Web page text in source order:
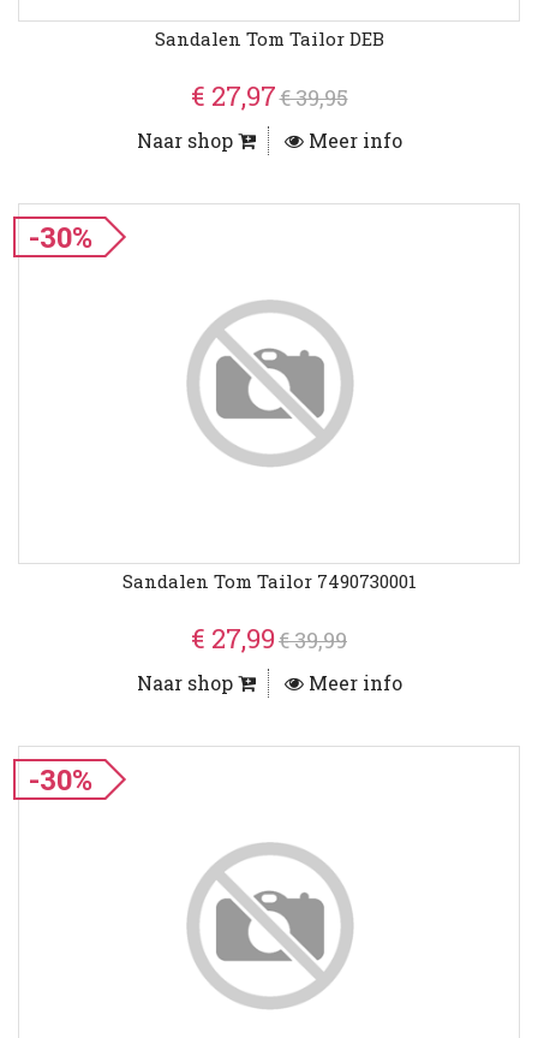
Sandalen Tom Tailor DEB
€ 27,97€ 39,95
Naar shop Meer info
-30%
Sandalen Tom Tailor 7490730001
€ 27,99€ 39,99
Naar shop Meer info
-30%